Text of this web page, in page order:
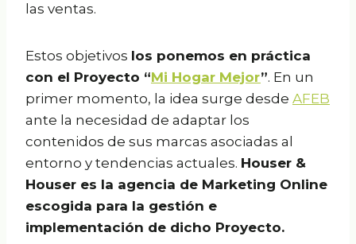
las ventas.
Estos objetivos los ponemos en práctica
con el Proyecto “Mi Hogar Mejor”. En un
primer momento, la idea surge desde AFEB
ante la necesidad de adaptar los
contenidos de sus marcas asociadas al
entorno y tendencias actuales. Houser &
Houser es la agencia de Marketing Online
escogida para la gestión e
implementación de dicho Proyecto.